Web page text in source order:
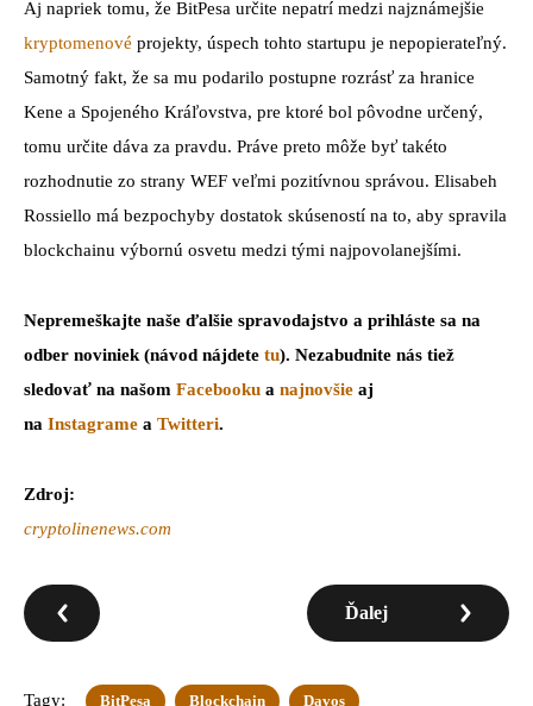
Aj napriek tomu, že BitPesa určite nepatrí medzi najznámejšie
kryptomenové projekty, úspech tohto startupu je nepopierateľný.
Samotný fakt, že sa mu podarilo postupne rozrásť za hranice
Kene a Spojeného Kráľovstva, pre ktoré bol pôvodne určený,
tomu určite dáva za pravdu. Práve preto môže byť takéto
rozhodnutie zo strany WEF veľmi pozitívnou správou. Elisabeh
Rossiello má bezpochyby dostatok skúseností na to, aby spravila
blockchainu výbornú osvetu medzi tými najpovolanejšími.
Nepremeškajte naše ďalšie spravodajstvo a prihláste sa na
odber noviniek (návod nájdete tu). Nezabudnite nás tiež
sledovať na našom Facebooku a najnovšie aj
na Instagrame a Twitteri.
Zdroj:
cryptolinenews.com
Ďalej
Tagy: BitPesa Blockchain Davos